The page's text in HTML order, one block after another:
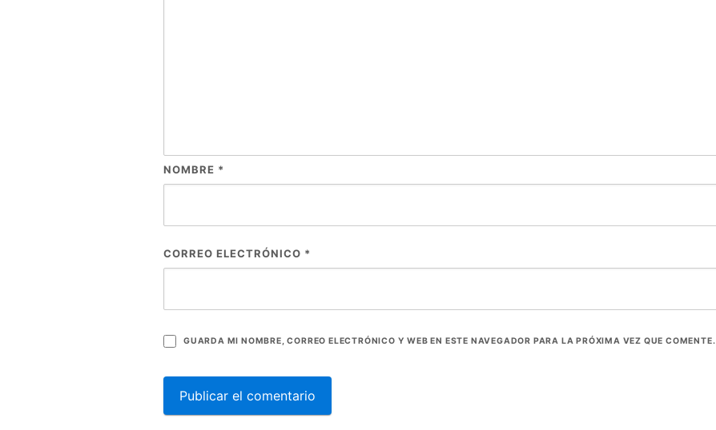
NOMBRE *
CORREO ELECTRÓNICO *
GUARDA MI NOMBRE, CORREO ELECTRÓNICO Y WEB EN ESTE NAVEGADOR PARA LA PRÓXIMA VEZ QUE COMENTE.